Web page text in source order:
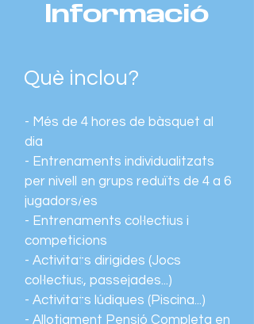
Informació
Què inclou?
- Més de 4 hores de bàsquet al
dia
- Entrenaments individualitzats
per nivell en grups reduïts de 4 a 6
jugadors/es
- Entrenaments col·lectius i
competicions
- Activitats dirigides (Jocs
col·lectius, passejades...)
- Activitats lúdiques (Piscina...)
- Allotjament Pensió Completa en